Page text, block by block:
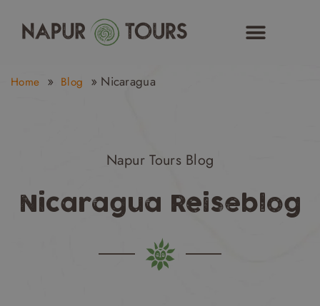
Inhalt
Home » Blog » Nicaragua
Napur Tours Blog
Nicaragua Reiseblog